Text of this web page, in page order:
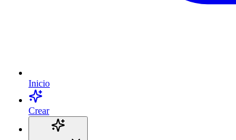
Inicio
Crear